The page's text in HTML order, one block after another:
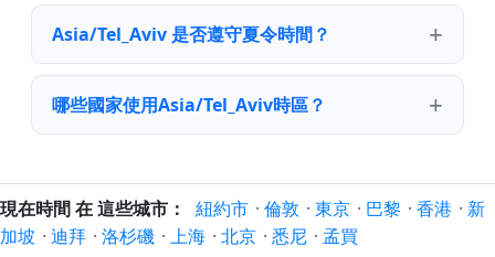
Asia/Tel_Aviv 是否遵守夏令時間？
哪些國家使用Asia/Tel_Aviv時區？
現在時間 在 這些城市： 紐約市 · 倫敦 · 東京 · 巴黎 · 香港 · 新
加坡 · 迪拜 · 洛杉磯 · 上海 · 北京 · 悉尼 · 孟買